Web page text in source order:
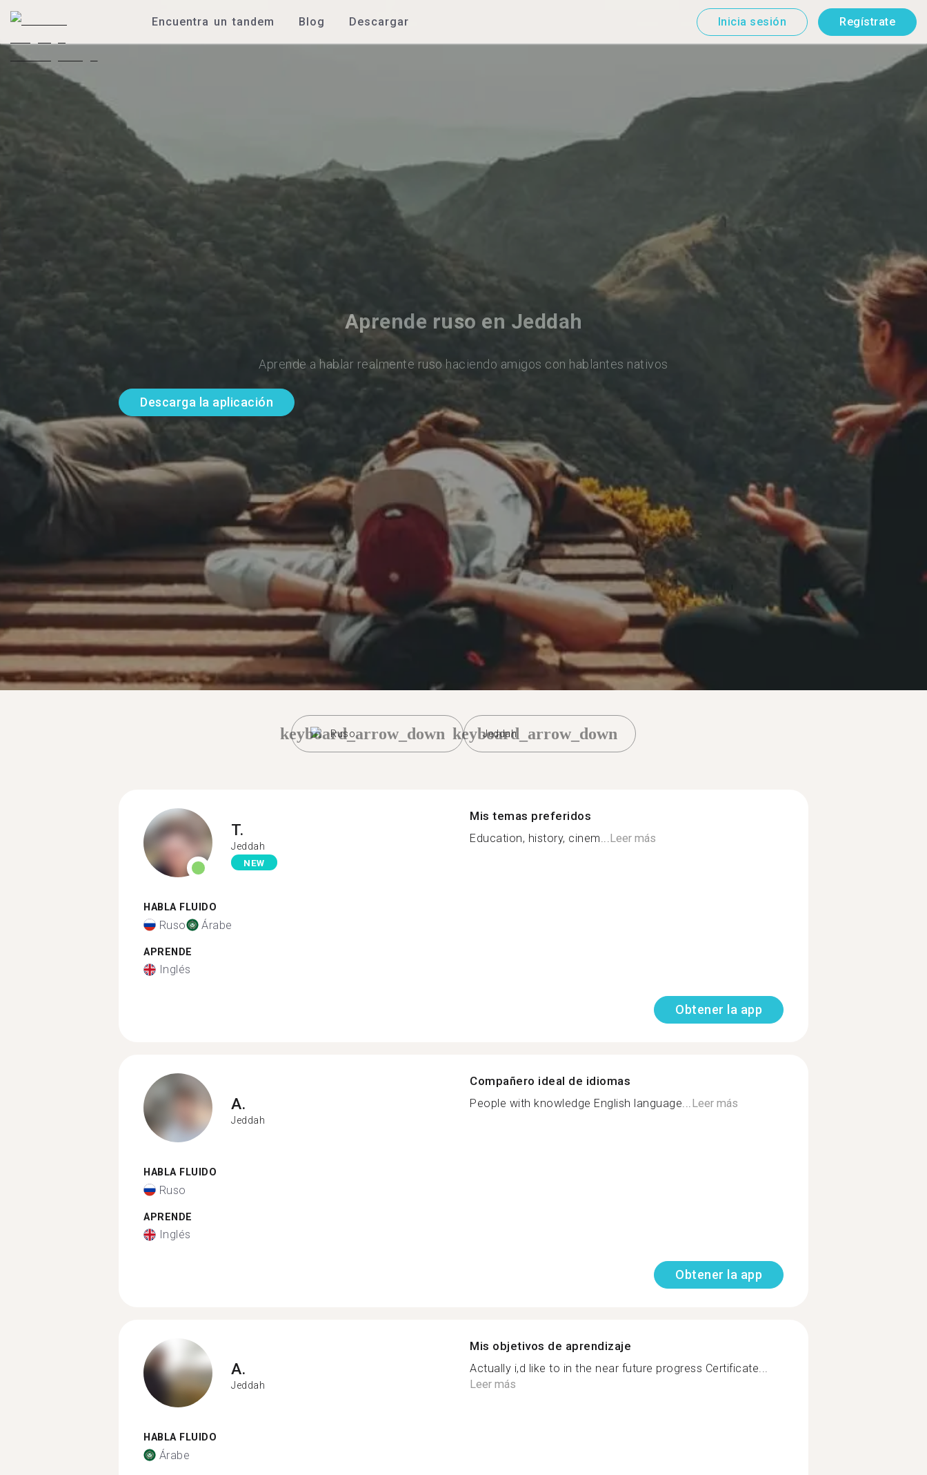
Encuentra un tandem Blog Descargar Inicia sesión Regístrate
Aprende ruso en Jeddah
Aprende a hablar realmente ruso haciendo amigos con hablantes nativos
Descarga la aplicación
Ruso
keyboard_arrow_down Jeddah
keyboard_arrow_down
T.
Jeddah
NEW
HABLA FLUIDO
Ruso Árabe
APRENDE
Inglés
Mis temas preferidos
Education, history, cinem...Leer más
Obtener la app
A.
Jeddah
HABLA FLUIDO
Ruso
APRENDE
Inglés
Compañero ideal de idiomas
People with knowledge English language...Leer más
Obtener la app
A.
Jeddah
HABLA FLUIDO
Árabe
Mis objetivos de aprendizaje
Actually i,d like to in the near future progress Certificate...
Leer más